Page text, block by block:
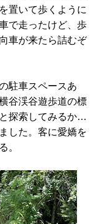
置いて歩くように
で走ったけど、歩
車が来たら詰むぞ
駐車スペースあ
谷渓谷遊歩道の標
探索してみるか…
した。客に愛嬌を
。